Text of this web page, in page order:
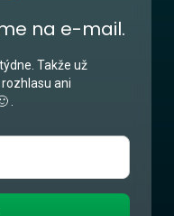
na e-mail.
Takže už
ani
.